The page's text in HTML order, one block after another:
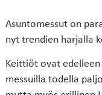
Asuntomessut on
nyt trendien harjalla
Keittiöt ovat
messuilla todella